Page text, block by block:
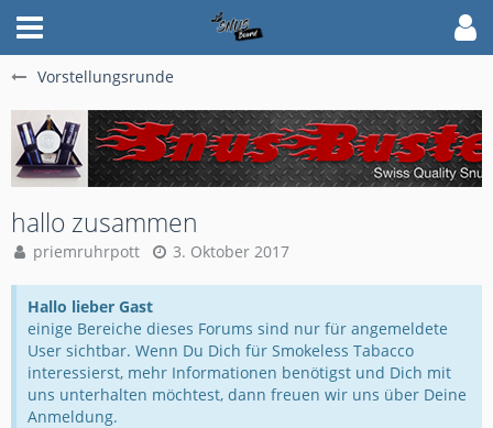
Vorstellungsrunde
hallo zusammen
priemruhrpott 3. Oktober 2017
Hallo lieber Gast
einige Bereiche dieses Forums sind nur für angemeldete
User sichtbar. Wenn Du Dich für Smokeless Tabacco
interessierst, mehr Informationen benötigst und Dich mit
uns unterhalten möchtest, dann freuen wir uns über Deine
Anmeldung.